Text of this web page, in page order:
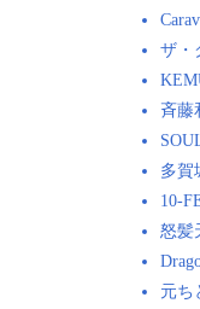
ザ・
斉藤
多賀
10-
怒髪
元ち